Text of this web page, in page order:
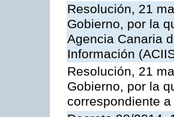
Resolución, 21
Gobierno, por la
Agencia Canaria
Información
Resolución, 21
Gobierno, por la
correspondiente